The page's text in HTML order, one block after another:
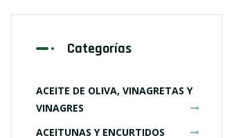
Categorías
ACEITE DE OLIVA, VINAGRETAS Y
VINAGRES
ACEITUNAS Y ENCURTIDOS